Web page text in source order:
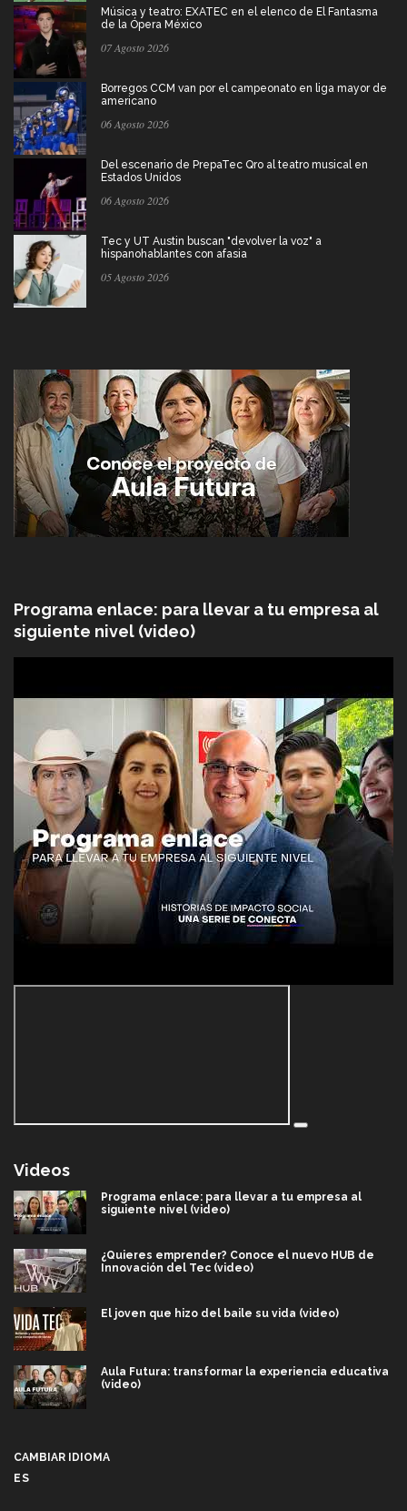
Música y teatro: EXATEC en el elenco de El Fantasma
de la Ópera México
07 Agosto 2026
Borregos CCM van por el campeonato en liga mayor de
americano
06 Agosto 2026
Del escenario de PrepaTec Qro al teatro musical en
Estados Unidos
06 Agosto 2026
Tec y UT Austin buscan "devolver la voz" a
hispanohablantes con afasia
05 Agosto 2026
Programa enlace: para llevar a tu empresa al
siguiente nivel (video)
Videos
Programa enlace: para llevar a tu empresa al
siguiente nivel (video)
¿Quieres emprender? Conoce el nuevo HUB de
Innovación del Tec (video)
El joven que hizo del baile su vida (video)
Aula Futura: transformar la experiencia educativa
(video)
CAMBIAR IDIOMA
ES